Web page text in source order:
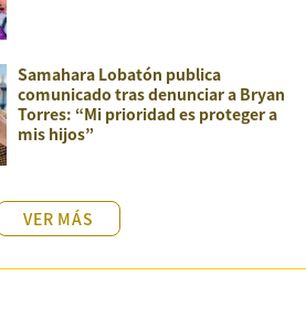
Samahara Lobatón publica
comunicado tras denunciar a Bryan
Torres: “Mi prioridad es proteger a
mis hijos”
VER MÁS